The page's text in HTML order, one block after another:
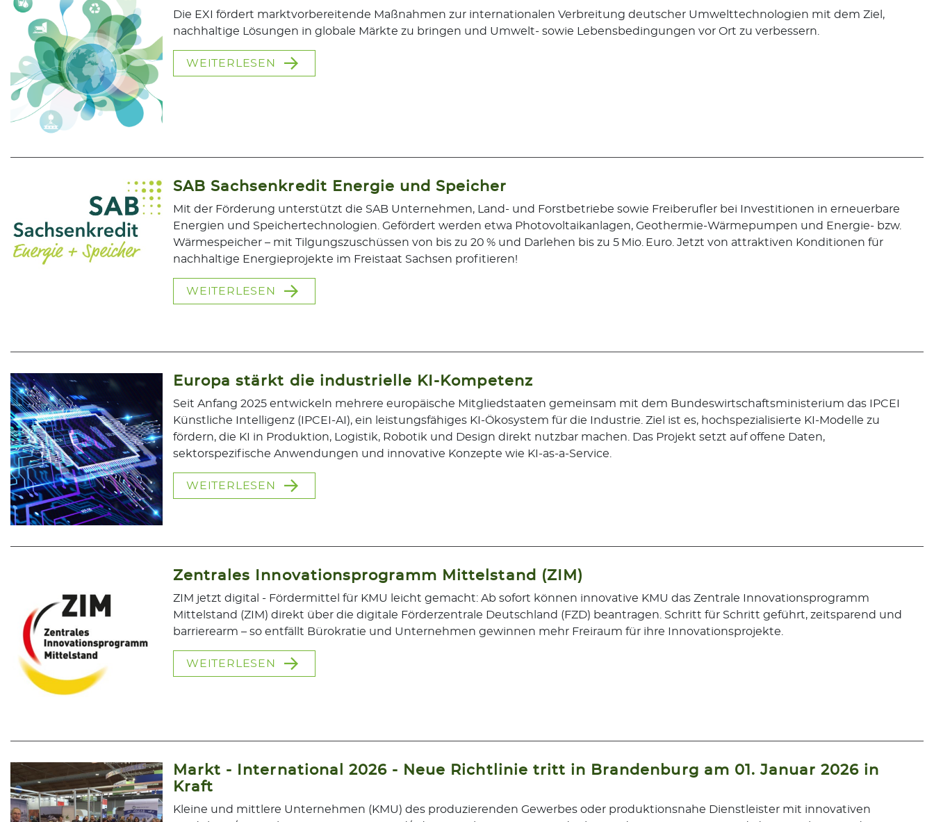
Die EXI fördert marktvorbereitende Maßnahmen zur internationalen Verbreitung deutscher Umwelttechnologien mit dem Ziel,
nachhaltige Lösungen in globale Märkte zu bringen und Umwelt- sowie Lebensbedingungen vor Ort zu verbessern.
WEITERLESEN
SAB Sachsenkredit Energie und Speicher
Mit der Förderung unterstützt die SAB Unternehmen, Land- und Forstbetriebe sowie Freiberufler bei Investitionen in erneuerbare
Energien und Speichertechnologien. Gefördert werden etwa Photovoltaikanlagen, Geothermie-Wärmepumpen und Energie- bzw.
Wärmespeicher – mit Tilgungszuschüssen von bis zu 20 % und Darlehen bis zu 5 Mio. Euro. Jetzt von attraktiven Konditionen für
nachhaltige Energieprojekte im Freistaat Sachsen profitieren!
WEITERLESEN
Europa stärkt die industrielle KI-Kompetenz
Seit Anfang 2025 entwickeln mehrere europäische Mitgliedstaaten gemeinsam mit dem Bundeswirtschaftsministerium das IPCEI
Künstliche Intelligenz (IPCEI-AI), ein leistungsfähiges KI-Ökosystem für die Industrie. Ziel ist es, hochspezialisierte KI-Modelle zu
fördern, die KI in Produktion, Logistik, Robotik und Design direkt nutzbar machen. Das Projekt setzt auf offene Daten,
sektorspezifische Anwendungen und innovative Konzepte wie KI-as-a-Service.
WEITERLESEN
Zentrales Innovationsprogramm Mittelstand (ZIM)
ZIM jetzt digital - Fördermittel für KMU leicht gemacht: Ab sofort können innovative KMU das Zentrale Innovationsprogramm
Mittelstand (ZIM) direkt über die digitale Förderzentrale Deutschland (FZD) beantragen. Schritt für Schritt geführt, zeitsparend und
barrierearm – so entfällt Bürokratie und Unternehmen gewinnen mehr Freiraum für ihre Innovationsprojekte.
WEITERLESEN
Markt - International 2026 - Neue Richtlinie tritt in Brandenburg am 01. Januar 2026 in
Kraft
Kleine und mittlere Unternehmen (KMU) des produzierenden Gewerbes oder produktionsnahe Dienstleister mit innovativen